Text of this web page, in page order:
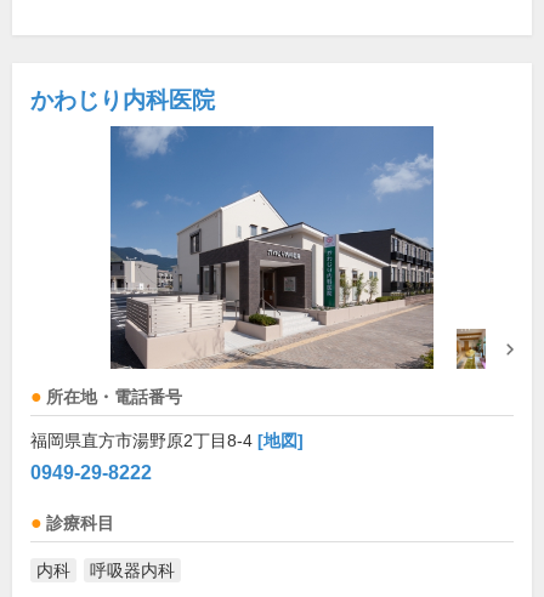
かわじり内科医院
所在地・電話番号
福岡県直方市湯野原2丁目8-4 [地図]
0949-29-8222
診療科目
内科 呼吸器内科